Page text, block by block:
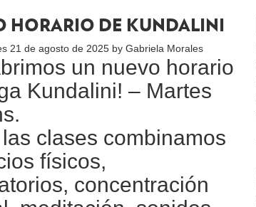
HORARIO DE KUNDALINI
21 de agosto de 2025 by Gabriela Morales
un nuevo horario
Kundalini! – Martes
clases combinamos
físicos,
concentración